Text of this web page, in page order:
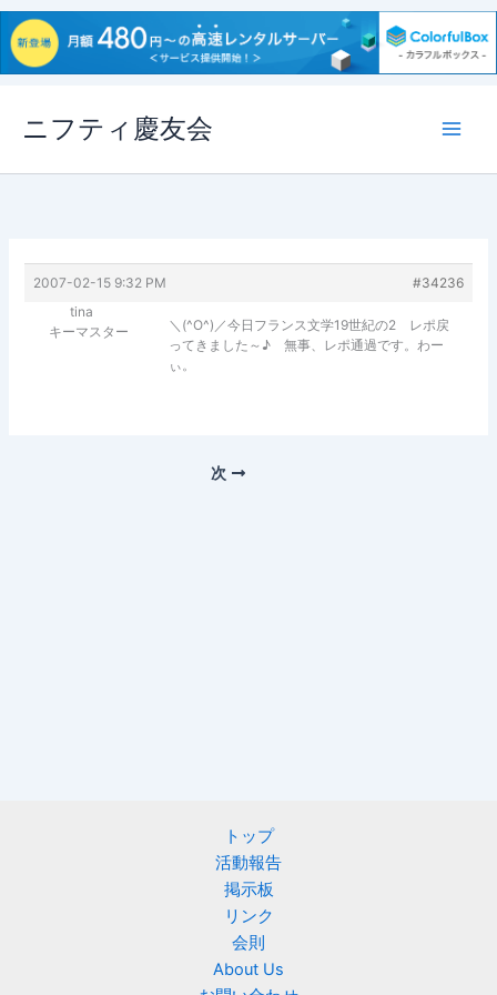
ス
ニフティ慶友会
2007-02-15 9:32 PM
#34236
tina
キーマスター
＼(^O^)／今日フランス文学19世紀の2 レポ戻
ってきました～♪ 無事、レポ通過です。わー
ぃ。
次
トップ
活動報告
掲示板
リンク
会則
About Us